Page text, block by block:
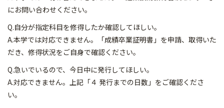
にお問い合わせください。
Q.自分が指定科目を修得したか確認してほしい。
A.本学では対応できません。「成績卒業証明書」を申請、取得いた
だき、修得状況をご自身で確認ください。
Q.急いでいるので、今日中に発行してほしい。
A.対応できません。上記「４ 発行までの日数」をご確認くださ
い。